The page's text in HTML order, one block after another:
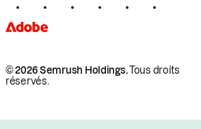
© 2026 Semrush Holdings.Tous droits
réservés.